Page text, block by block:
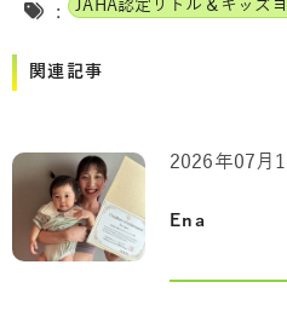
:
関連記事
Ena
2026年07月